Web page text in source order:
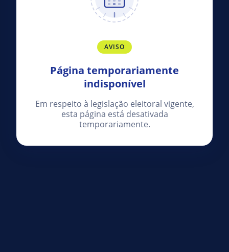
AVISO
Página temporariamente
indisponível
Em respeito à legislação eleitoral vigente,
esta página está desativada
temporariamente.